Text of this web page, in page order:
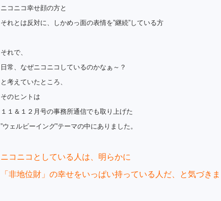
ニコニコ幸せ顔の方と
それとは反対に、しかめっ面の表情を”継続”している方
それで、
日常、なぜニコニコしているのかなぁ～？
と考えていたところ、
そのヒントは
１１＆１２月号の事務所通信でも取り上げた
”ウェルビーイング”テーマの中にありました。
ニコニコとしている人は、明らかに
「非地位財」の幸せをいっぱい持っている人だ、と気づき